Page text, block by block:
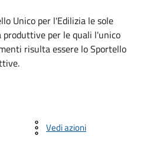
Unico per l'Edilizia le sole
per le quali l'unico
risulta essere lo Sportello
Vedi azioni